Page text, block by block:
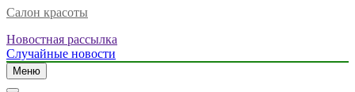
Салон красоты
Новостная рассылка
Случайные новости
Меню